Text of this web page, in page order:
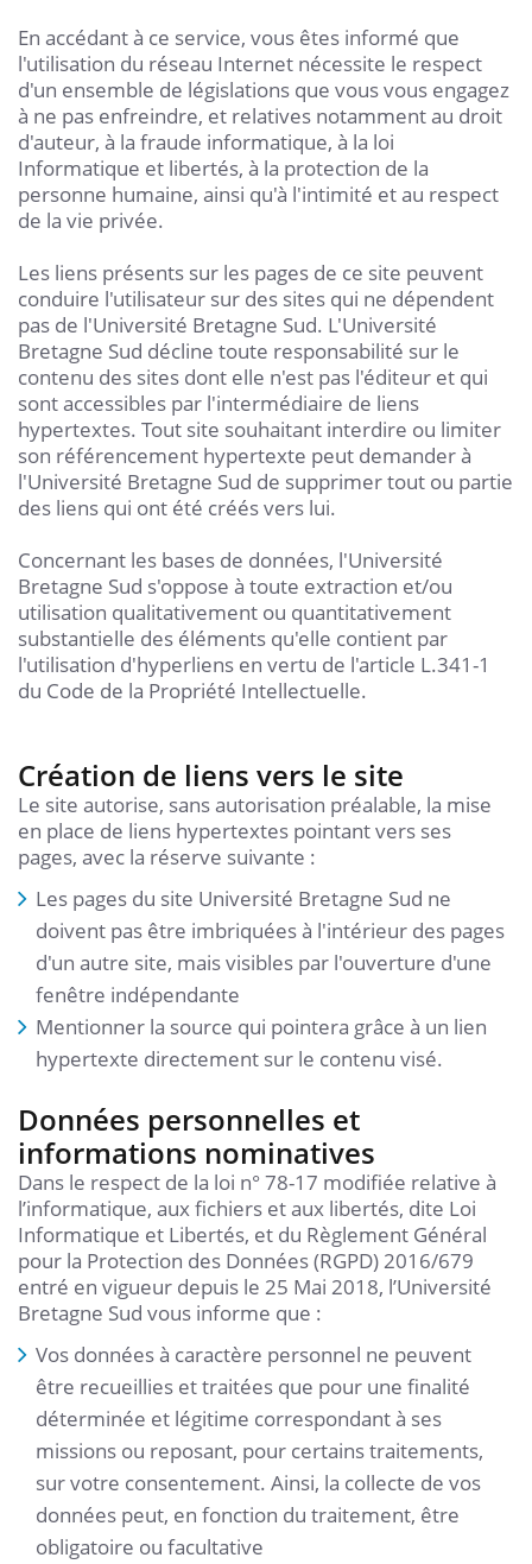
En accédant à ce service, vous êtes informé que
l'utilisation du réseau Internet nécessite le respect
d'un ensemble de législations que vous vous engagez
à ne pas enfreindre, et relatives notamment au droit
d'auteur, à la fraude informatique, à la loi
Informatique et libertés, à la protection de la
personne humaine, ainsi qu'à l'intimité et au respect
de la vie privée.
Les liens présents sur les pages de ce site peuvent
conduire l'utilisateur sur des sites qui ne dépendent
pas de l'Université Bretagne Sud. L'Université
Bretagne Sud décline toute responsabilité sur le
contenu des sites dont elle n'est pas l'éditeur et qui
sont accessibles par l'intermédiaire de liens
hypertextes. Tout site souhaitant interdire ou limiter
son référencement hypertexte peut demander à
l'Université Bretagne Sud de supprimer tout ou partie
des liens qui ont été créés vers lui.
Concernant les bases de données, l'Université
Bretagne Sud s'oppose à toute extraction et/ou
utilisation qualitativement ou quantitativement
substantielle des éléments qu'elle contient par
l'utilisation d'hyperliens en vertu de l'article L.341-1
du Code de la Propriété Intellectuelle.
Création de liens vers le site
Le site autorise, sans autorisation préalable, la mise
en place de liens hypertextes pointant vers ses
pages, avec la réserve suivante :
Les pages du site Université Bretagne Sud ne
doivent pas être imbriquées à l'intérieur des pages
d'un autre site, mais visibles par l'ouverture d'une
fenêtre indépendante
Mentionner la source qui pointera grâce à un lien
hypertexte directement sur le contenu visé.
Données personnelles et
informations nominatives
Dans le respect de la loi n° 78-17 modifiée relative à
l’informatique, aux fichiers et aux libertés, dite Loi
Informatique et Libertés, et du Règlement Général
pour la Protection des Données (RGPD) 2016/679
entré en vigueur depuis le 25 Mai 2018, l’Université
Bretagne Sud vous informe que :
Vos données à caractère personnel ne peuvent
être recueillies et traitées que pour une finalité
déterminée et légitime correspondant à ses
missions ou reposant, pour certains traitements,
sur votre consentement. Ainsi, la collecte de vos
données peut, en fonction du traitement, être
obligatoire ou facultative